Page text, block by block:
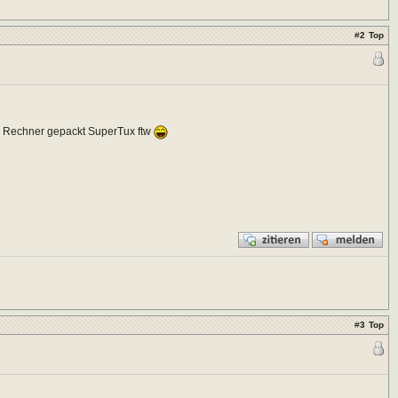
#2 Top
gepackt SuperTux ftw
#3 Top